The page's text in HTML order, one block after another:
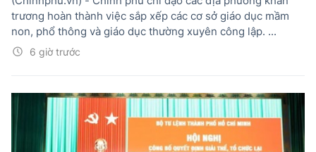
6 giờ trước
trương hoàn thành việc sắp xếp các cơ sở giáo dục mầm
non, phổ thông và giáo dục thường xuyên công lập. ...